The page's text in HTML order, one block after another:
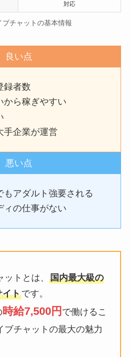
対応
ブチャットの基本情報
良い点
録者数
から稼ぎやすい
手企業が運営
悪い点
もアダルト強要される
ィの仕事がない
トとは、 国内最大級の
イトです。
時給7,500円 で働けるこ
ブチャットの最大の魅力